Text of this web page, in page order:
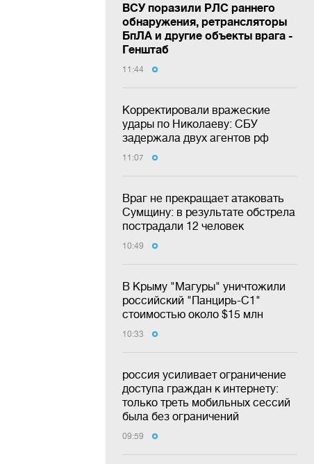
ВСУ поразили РЛС раннего
обнаружения, ретрансляторы
БпЛА и другие объекты врага -
Генштаб
11:44
Корректировали вражеские
удары по Николаеву: СБУ
задержала двух агентов рф
11:07
Враг не прекращает атаковать
Сумщину: в результате обстрела
пострадали 12 человек
10:49
В Крыму "Магуры" уничтожили
российский "Панцирь-С1"
стоимостью около $15 млн
10:33
россия усиливает ограничение
доступа граждан к интернету:
только треть мобильных сессий
была без ограничений
09:59